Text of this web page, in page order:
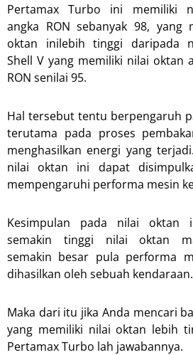
Pertamax Turbo ini memiliki
angka RON sebanyak 98, yang
oktan inilebih tinggi daripada
Shell V yang memiliki nilai oktan
RON senilai 95.
Hal tersebut tentu berpengaruh
terutama pada proses
menghasilkan energi yang
nilai oktan ini dapat
mempengaruhi performa mesin
Kesimpulan pada nilai oktan
semakin tinggi nilai oktan
semakin besar pula performa
dihasilkan oleh sebuah kendaraan.
Maka dari itu jika Anda mencari
yang memiliki nilai oktan lebih
Pertamax Turbo lah jawabannya.